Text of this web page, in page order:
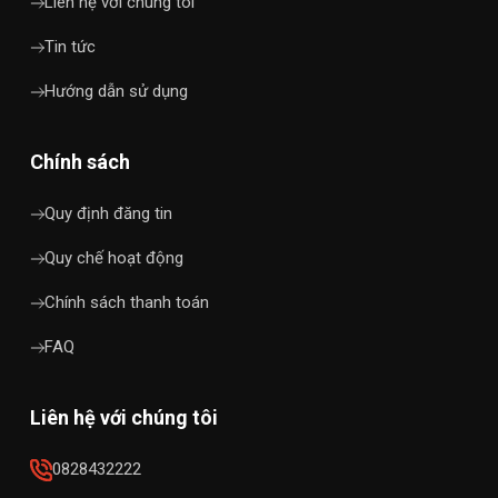
Tin tức
Hướng dẫn sử dụng
Chính sách
Quy định đăng tin
Quy chế hoạt động
Chính sách thanh toán
FAQ
Liên hệ với chúng tôi
0828432222